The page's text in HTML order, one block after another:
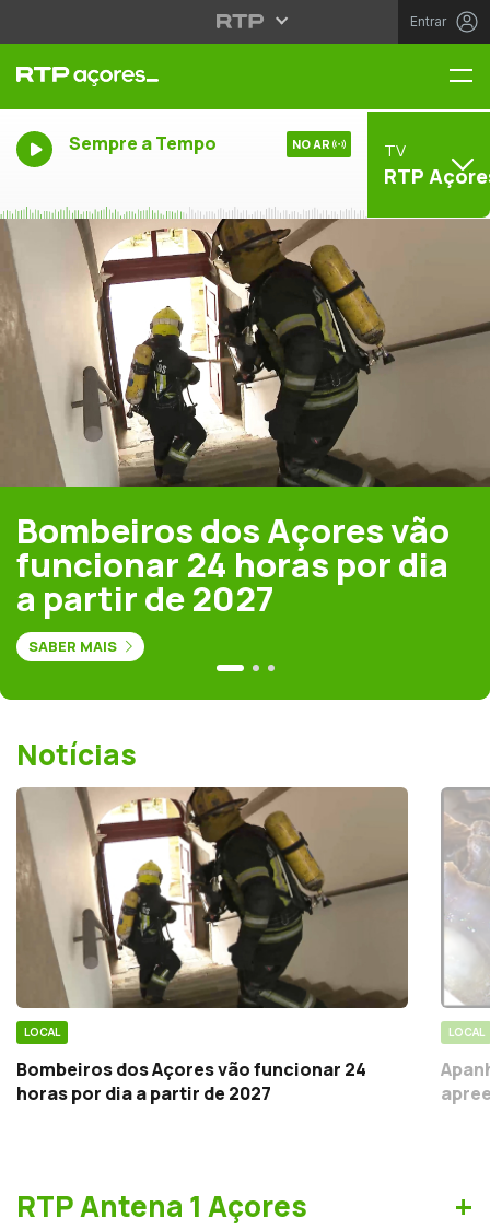
Entrar
Sempre a Tempo NO AR TV
RTP
Bombeiros dos Açores vão
funcionar 24 horas por dia
a partir de 2027
SABER MAIS
Notícias
LOCAL
Bombeiros dos Açores vão funcionar 24
horas por dia a partir de 2027
LOCAL
RTP Antena 1 Açores +